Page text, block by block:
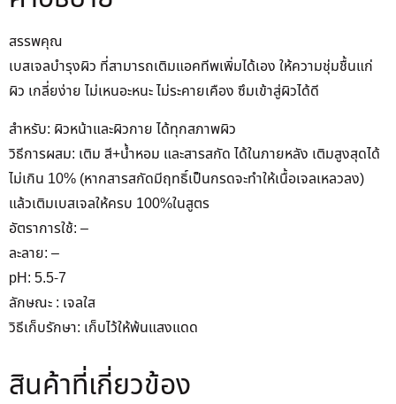
สรรพคุณ
เบสเจลบำรุงผิว ที่สามารถเติมแอคทีพเพิ่มได้เอง ให้ความชุ่มชื้นแก่
ผิว เกลี่ยง่าย ไม่เหนอะหนะ ไม่ระคายเคือง ซึมเข้าสู่ผิวได้ดี
สำหรับ: ผิวหน้าและผิวกาย ได้ทุกสภาพผิว
วิธีการผสม: เติม สี+น้ำหอม และสารสกัด ได้ในภายหลัง เติมสูงสุดได้
ไม่เกิน 10% (หากสารสกัดมีฤทธิ์เป็นกรดจะทำให้เนื้อเจลเหลวลง)
แล้วเติมเบสเจลให้ครบ 100%ในสูตร
อัตราการใช้: –
ละลาย: –
pH: 5.5-7
ลักษณะ : เจลใส
วิธีเก็บรักษา: เก็บไว้ให้พ้นแสงแดด
สินค้าที่เกี่ยวข้อง